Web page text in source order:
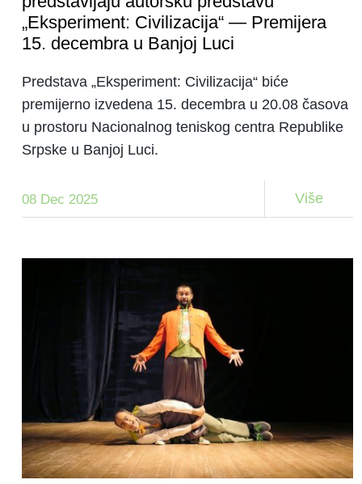
„Eksperiment: Civilizacija“ — Premijera
15. decembra u Banjoj Luci
08 Dec 2025
Predstava „Eksperiment: Civilizacija“ biće
premijerno izvedena 15. decembra u 20.08 časova
u prostoru Nacionalnog teniskog centra Republike
Srpske u Banjoj Luci.
Više